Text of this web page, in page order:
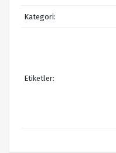
Kategori:
Etiketler: